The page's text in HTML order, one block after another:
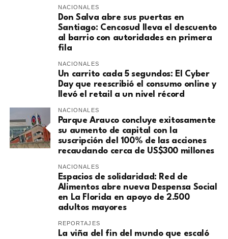
NACIONALES
Don Salva abre sus puertas en
Santiago: Cencosud lleva el descuento
al barrio con autoridades en primera
fila
NACIONALES
Un carrito cada 5 segundos: El Cyber
Day que reescribió el consumo online y
llevó el retail a un nivel récord
NACIONALES
Parque Arauco concluye exitosamente
su aumento de capital con la
suscripción del 100% de las acciones
recaudando cerca de US$300 millones
NACIONALES
Espacios de solidaridad: Red de
Alimentos abre nueva Despensa Social
en La Florida en apoyo de 2.500
adultos mayores
REPORTAJES
La viña del fin del mundo que escaló